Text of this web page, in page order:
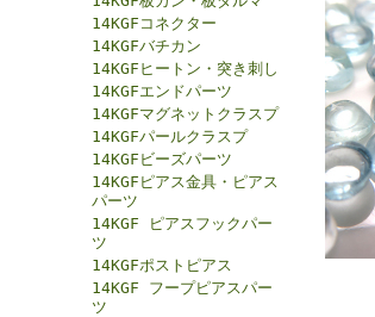
14KGFコネクター
14KGFバチカン
14KGFヒートン・突き刺し
14KGFエンドパーツ
14KGFマグネットクラスプ
14KGFパールクラスプ
14KGFビーズパーツ
14KGFピアス金具・ピアス
パーツ
14KGF ピアスフックパー
ツ
14KGFポストピアス
14KGF フープピアスパー
ツ